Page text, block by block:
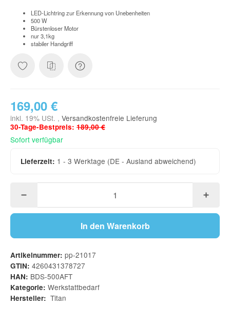
LED-Lichtring zur Erkennung von Unebenheiten
500 W
Bürstenloser Motor
nur 3,1kg
stabiler Handgriff
169,00 €
inkl. 19% USt. , Versandkostenfreie Lieferung
30-Tage-Bestpreis: 189,00 €
Sofort verfügbar
Lieferzeit: 1 - 3 Werktage (DE - Ausland abweichend)
In den Warenkorb
Artikelnummer: pp-21017
GTIN: 4260431378727
HAN: BDS-500AFT
Kategorie: Werkstattbedarf
Hersteller: Titan